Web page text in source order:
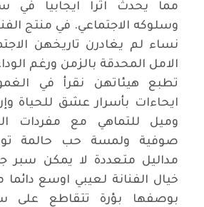
مما يحدث اثرا ايجابيا في
وسلوكه الاجتماعي. في منتج
نساء لم يغادرن تاريخهن
الامل المحدقة بالزمن ورغم
تطبع هيئاتهن نقرأ في
ايحاءات بأسرار عشق للحياة
وميل للتماهي مع مفردات
صوفية ولمسة حب حالمة
مداليل متعددة لا يمكن سبر
خيال الفنانة لعيبي اوسع
بوصفها بؤرة تتقاطع على